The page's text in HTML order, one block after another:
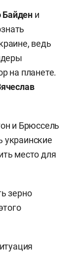
и
ведь
на планете.
и Брюссель
украинские
место для
зерно